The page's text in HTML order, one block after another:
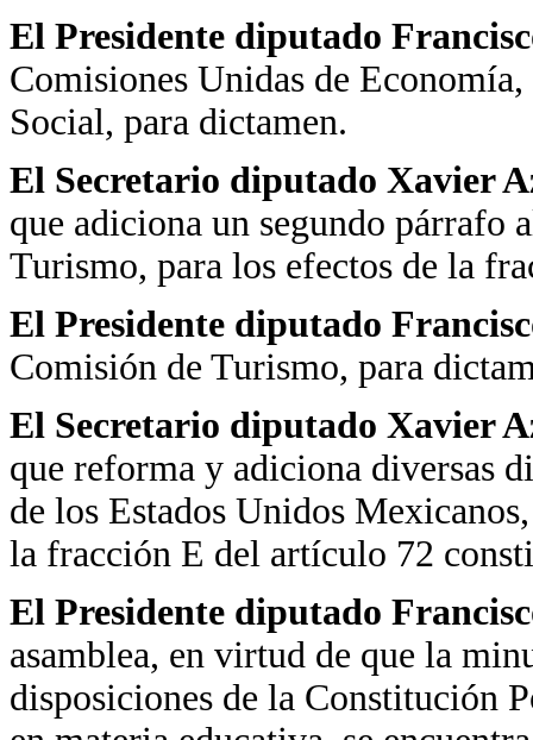
El Presidente diputado
Comisiones Unidas de
Social, para dictamen.
El Secretario diputado Xavier
que adiciona un segundo párrafo
Turismo, para los efectos de la
El Presidente diputado
Comisión de Turismo, para
El Secretario diputado Xavier
que reforma y adiciona diversas
de los Estados Unidos
la fracción E del artículo 72
El Presidente diputado
asamblea, en virtud de que la
disposiciones de la Constitución